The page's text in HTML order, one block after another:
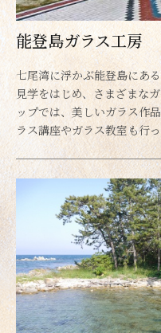
能登島ガラス工房
七尾湾に浮かぶ能登島にあ
見学をはじめ、さまざまな
ップでは、美しいガラス作
ラス講座やガラス教室も行